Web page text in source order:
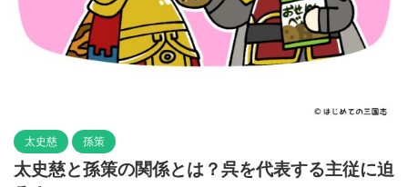
太史慈 孫策
太史慈と孫策の関係とは？呉を代表する主従に迫